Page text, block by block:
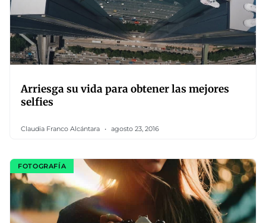
Arriesga su vida para obtener las mejores
selfies
Claudia Franco Alcántara agosto 23, 2016
FOTOGRAFÍA